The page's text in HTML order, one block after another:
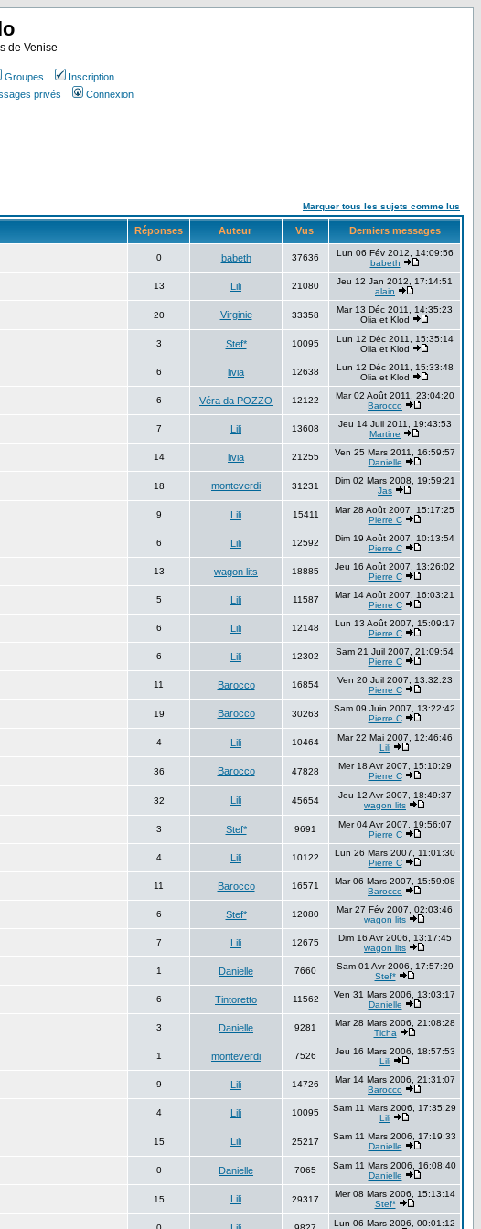
de Venise
Groupes
Inscription
privés Connexion
Marquer tous les sujets comme lus
Réponses Auteur Vus Derniers messages
0 babeth 37636
Lun 06 Fév 2012, 14:09:56
babeth
13 Lili 21080
Jeu 12 Jan 2012, 17:14:51
alain
20 Virginie 33358
Mar 13 Déc 2011, 14:35:23
Olia et Klod
3 Stef* 10095
Lun 12 Déc 2011, 15:35:14
Olia et Klod
6 livia 12638
Lun 12 Déc 2011, 15:33:48
Olia et Klod
6 Véra da POZZO 12122
Mar 02 Août 2011, 23:04:20
Barocco
7 Lili 13608
Jeu 14 Juil 2011, 19:43:53
Martine
14 livia 21255
Ven 25 Mars 2011, 16:59:57
Danielle
18 monteverdi 31231
Dim 02 Mars 2008, 19:59:21
Jas
9 Lili 15411
Mar 28 Août 2007, 15:17:25
Pierre C
6 Lili 12592
Dim 19 Août 2007, 10:13:54
Pierre C
13 wagon lits 18885
Jeu 16 Août 2007, 13:26:02
Pierre C
5 Lili 11587
Mar 14 Août 2007, 16:03:21
Pierre C
6 Lili 12148
Lun 13 Août 2007, 15:09:17
Pierre C
6 Lili 12302
Sam 21 Juil 2007, 21:09:54
Pierre C
11 Barocco 16854
Ven 20 Juil 2007, 13:32:23
Pierre C
19 Barocco 30263
Sam 09 Juin 2007, 13:22:42
Pierre C
4 Lili 10464
Mar 22 Mai 2007, 12:46:46
Lili
36 Barocco 47828
Mer 18 Avr 2007, 15:10:29
Pierre C
32 Lili 45654
Jeu 12 Avr 2007, 18:49:37
wagon lits
3 Stef* 9691
Mer 04 Avr 2007, 19:56:07
Pierre C
4 Lili 10122
Lun 26 Mars 2007, 11:01:30
Pierre C
11 Barocco 16571
Mar 06 Mars 2007, 15:59:08
Barocco
6 Stef* 12080
Mar 27 Fév 2007, 02:03:46
wagon lits
7 Lili 12675
Dim 16 Avr 2006, 13:17:45
wagon lits
1 Danielle 7660
Sam 01 Avr 2006, 17:57:29
Stef*
6 Tintoretto 11562
Ven 31 Mars 2006, 13:03:17
Danielle
3 Danielle 9281
Mar 28 Mars 2006, 21:08:28
Ticha
1 monteverdi 7526
Jeu 16 Mars 2006, 18:57:53
Lili
9 Lili 14726
Mar 14 Mars 2006, 21:31:07
Barocco
4 Lili 10095
Sam 11 Mars 2006, 17:35:29
Lili
15 Lili 25217
Sam 11 Mars 2006, 17:19:33
Danielle
0 Danielle 7065
Sam 11 Mars 2006, 16:08:40
Danielle
15 Lili 29317
Mer 08 Mars 2006, 15:13:14
Stef*
Lun 06 Mars 2006, 00:01:12